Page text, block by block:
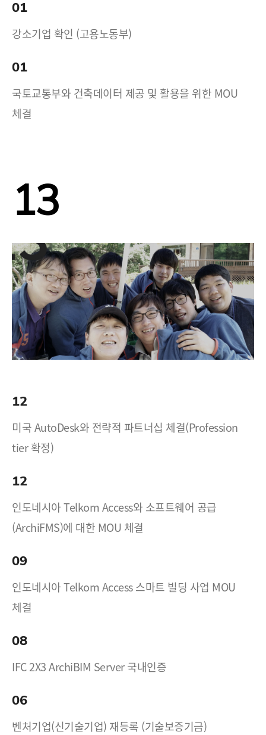
01
강소기업 확인 (고용노동부)
01
국토교통부와 건축데이터 제공 및 활용을 위한 MOU
체결
13
12
미국 AutoDesk와 전략적 파트너십 체결(Profession
tier 확정)
12
인도네시아 Telkom Access와 소프트웨어 공급
(ArchiFMS)에 대한 MOU 체결
09
인도네시아 Telkom Access 스마트 빌딩 사업 MOU
체결
08
IFC 2X3 ArchiBIM Server 국내인증
06
벤처기업(신기술기업) 재등록 (기술보증기금)